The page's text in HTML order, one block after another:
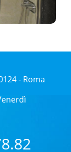
- Roma